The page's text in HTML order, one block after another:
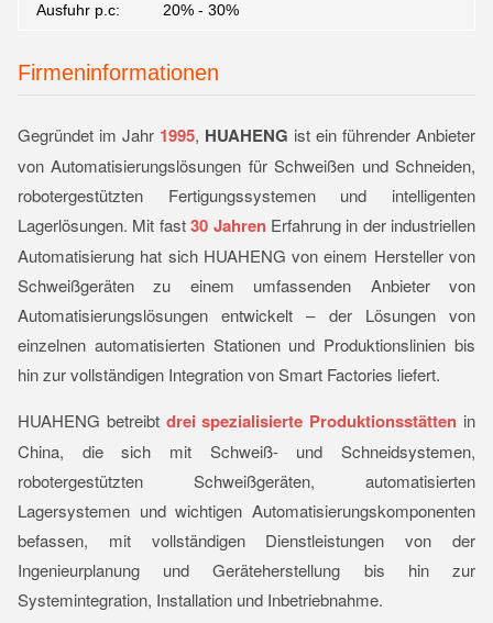
Ausfuhr p.c: 20% - 30%
Firmeninformationen
Gegründet im Jahr 1995, HUAHENG ist ein führender Anbieter
von Automatisierungslösungen für Schweißen und Schneiden,
robotergestützten Fertigungssystemen und intelligenten
Lagerlösungen. Mit fast30 JahrenErfahrung in der industriellen
Automatisierung hat sich HUAHENG von einem Hersteller von
Schweißgeräten zu einem umfassenden Anbieter von
Automatisierungslösungen entwickelt – der Lösungen von
einzelnen automatisierten Stationen und Produktionslinien bis
hin zur vollständigen Integration von Smart Factories liefert.
HUAHENG betreibt drei spezialisierte Produktionsstätten in
China, die sich mit Schweiß- und Schneidsystemen,
robotergestützten Schweißgeräten, automatisierten
Lagersystemen und wichtigen Automatisierungskomponenten
befassen, mit vollständigen Dienstleistungen von der
Ingenieurplanung und Geräteherstellung bis hin zur
Systemintegration, Installation und Inbetriebnahme.